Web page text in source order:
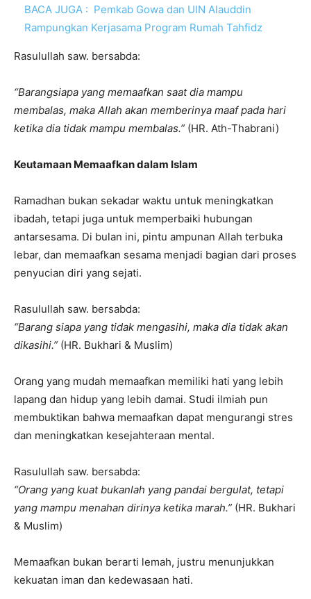
BACA JUGA : Pemkab Gowa dan UIN Alauddin
Rampungkan Kerjasama Program Rumah Tahfidz
Rasulullah saw. bersabda:
“Barangsiapa yang memaafkan saat dia mampu
membalas, maka Allah akan memberinya maaf pada hari
ketika dia tidak mampu membalas.” (HR. Ath-Thabrani)
Keutamaan Memaafkan dalam Islam
Ramadhan bukan sekadar waktu untuk meningkatkan
ibadah, tetapi juga untuk memperbaiki hubungan
antarsesama. Di bulan ini, pintu ampunan Allah terbuka
lebar, dan memaafkan sesama menjadi bagian dari proses
penyucian diri yang sejati.
Rasulullah saw. bersabda:
“Barang siapa yang tidak mengasihi, maka dia tidak akan
dikasihi.” (HR. Bukhari & Muslim)
Orang yang mudah memaafkan memiliki hati yang lebih
lapang dan hidup yang lebih damai. Studi ilmiah pun
membuktikan bahwa memaafkan dapat mengurangi stres
dan meningkatkan kesejahteraan mental.
Rasulullah saw. bersabda:
“Orang yang kuat bukanlah yang pandai bergulat, tetapi
yang mampu menahan dirinya ketika marah.” (HR. Bukhari
& Muslim)
Memaafkan bukan berarti lemah, justru menunjukkan
kekuatan iman dan kedewasaan hati.